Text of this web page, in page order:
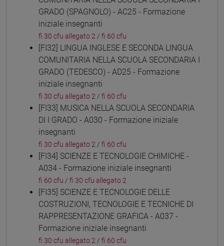
GRADO (SPAGNOLO) - AC25 - Formazione
iniziale insegnanti
fi 30 cfu allegato 2 / fi 60 cfu
[FI32] LINGUA INGLESE E SECONDA LINGUA
COMUNITARIA NELLA SCUOLA SECONDARIA I
GRADO (TEDESCO) - AD25 - Formazione
iniziale insegnanti
fi 30 cfu allegato 2 / fi 60 cfu
[FI33] MUSICA NELLA SCUOLA SECONDARIA
DI I GRADO - A030 - Formazione iniziale
insegnanti
fi 30 cfu allegato 2 / fi 60 cfu
[FI34] SCIENZE E TECNOLOGIE CHIMICHE -
A034 - Formazione iniziale insegnanti
fi 60 cfu / fi 30 cfu allegato 2
[FI35] SCIENZE E TECNOLOGIE DELLE
COSTRUZIONI, TECNOLOGIE E TECNICHE DI
RAPPRESENTAZIONE GRAFICA - A037 -
Formazione iniziale insegnanti
fi 30 cfu allegato 2 / fi 60 cfu